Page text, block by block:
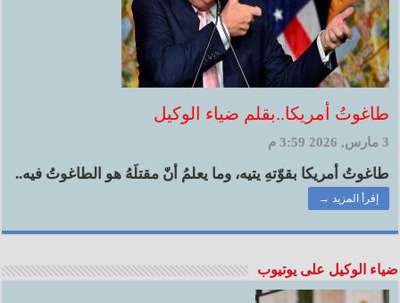
طاغوتُ أمريكا..بقلم ضياء الوكيل
3 مارس, 2026 3:59 م
طاغوتُ أمريكا بقوّتهِ يتيه، وما يعلمُ أنّ مقتلَهُ هو الطاغوتُ فيه..
إقرأ المزيد →
ضياء الوكيل على يوتيوب